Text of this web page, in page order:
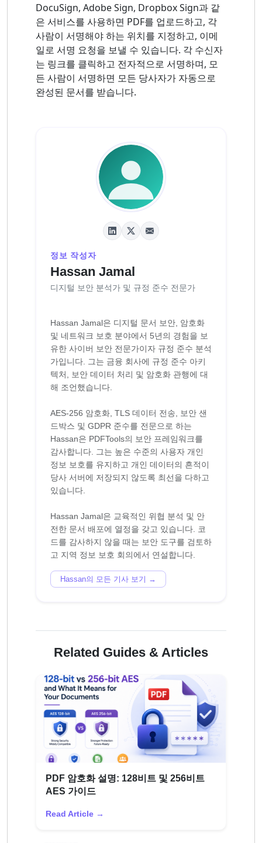
DocuSign, Adobe Sign, Dropbox Sign과 같
은 서비스를 사용하면 PDF를 업로드하고, 각
사람이 서명해야 하는 위치를 지정하고, 이메
일로 서명 요청을 보낼 수 있습니다. 각 수신자
는 링크를 클릭하고 전자적으로 서명하며, 모
든 사람이 서명하면 모든 당사자가 자동으로
완성된 문서를 받습니다.
정보 작성자
Hassan Jamal
디지털 보안 분석가 및 규정 준수 전문가
Hassan Jamal은 디지털 문서 보안, 암호화
및 네트워크 보호 분야에서 5년의 경험을 보
유한 사이버 보안 전문가이자 규정 준수 분석
가입니다. 그는 금융 회사에 규정 준수 아키
텍처, 보안 데이터 처리 및 암호화 관행에 대
해 조언했습니다.
AES-256 암호화, TLS 데이터 전송, 보안 샌
드박스 및 GDPR 준수를 전문으로 하는
Hassan은 PDFTools의 보안 프레임워크를
감사합니다. 그는 높은 수준의 사용자 개인
정보 보호를 유지하고 개인 데이터의 흔적이
당사 서버에 저장되지 않도록 최선을 다하고
있습니다.
Hassan Jamal은 교육적인 위협 분석 및 안
전한 문서 배포에 열정을 갖고 있습니다. 코
드를 감사하지 않을 때는 보안 도구를 검토하
Hassan의 모든 기사 보기 →
Related Guides & Articles
PDF 암호화 설명: 128비트 및 256비트
AES 가이드
Read Article →